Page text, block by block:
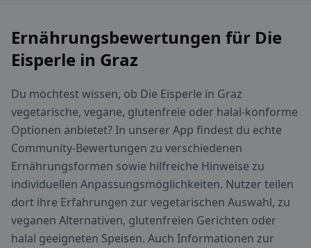
Ernährungsbewertungen für Die
Eisperle in Graz
Du möchtest wissen, ob Die Eisperle in Graz
vegetarische, vegane, glutenfreie oder halal-konforme
Optionen anbietet? In unserer App findest du echte
Community-Bewertungen zu verschiedenen
Ernährungsformen sowie hilfreiche Hinweise zu
individuellen Anpassungsmöglichkeiten. Nutzer teilen
dort ihre Erfahrungen zur vegetarischen Auswahl, zu
veganen Alternativen, glutenfreien Gerichten oder
halal geeigneten Speisen. Auch Informationen zur